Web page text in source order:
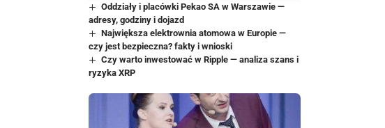
Oddziały i placówki Pekao SA w Warszawie —
adresy, godziny i dojazd
Największa elektrownia atomowa w Europie —
czy jest bezpieczna? fakty i wnioski
Czy warto inwestować w Ripple — analiza szans i
ryzyka XRP